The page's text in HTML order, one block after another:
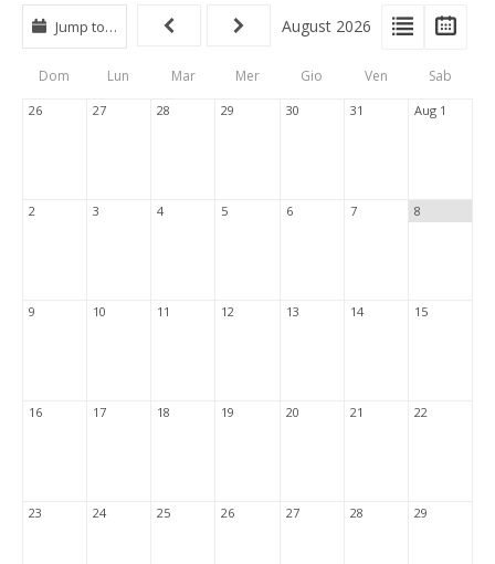
View
Type
Tabs
View
List
Jump to… August 2026
Dom Lun Mar Mer Gio Ven Sab
26 27 28 29 30 31 Aug 1
2 3 4 5 6 7 8
9 10 11 12 13 14 15
16 17 18 19 20 21 22
23 24 25 26 27 28 29